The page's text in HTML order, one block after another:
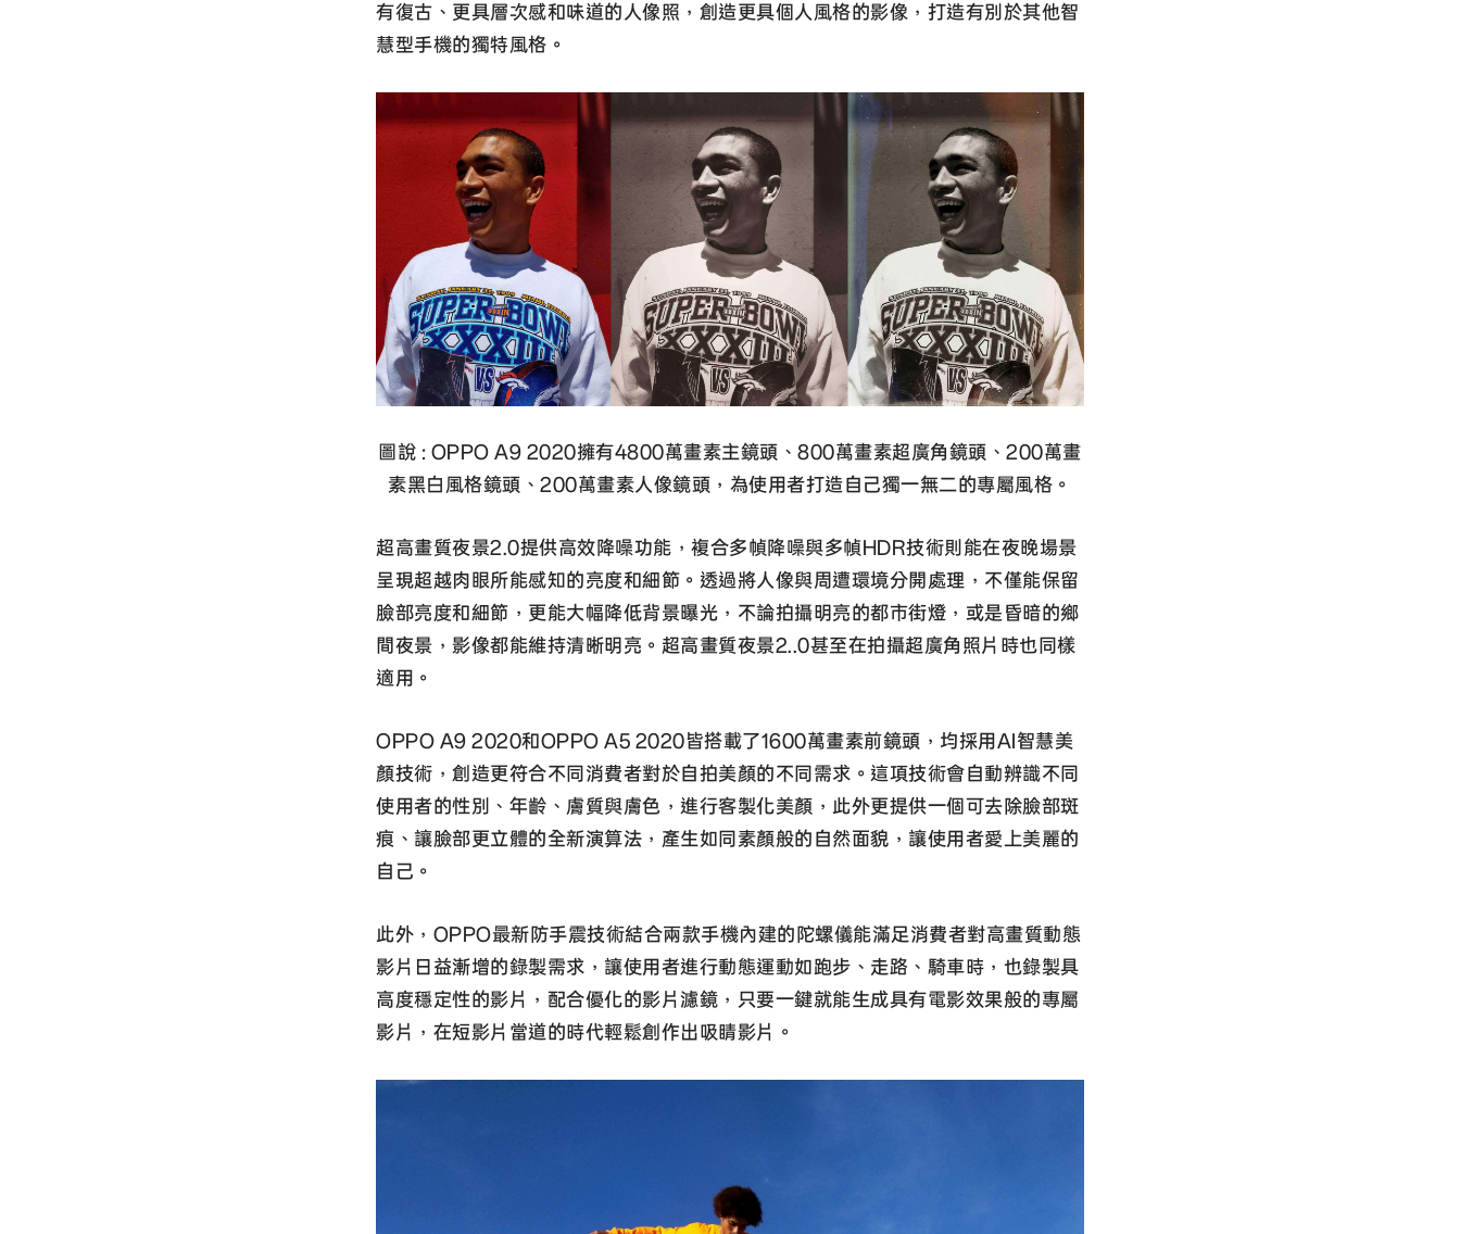
有復古、更具層次感和味道的人像照，創造更具個人風格的影像，打造有別於其他智
慧型手機的獨特風格。
圖說 : OPPO A9 2020擁有4800萬畫素主鏡頭、800萬畫素超廣角鏡頭、200萬畫
素黑白風格鏡頭、200萬畫素人像鏡頭，為使用者打造自己獨一無二的專屬風格。
超高畫質夜景2.0提供高效降噪功能，複合多幀降噪與多幀HDR技術則能在夜晚場景
呈現超越肉眼所能感知的亮度和細節。透過將人像與周遭環境分開處理，不僅能保留
臉部亮度和細節，更能大幅降低背景曝光，不論拍攝明亮的都市街燈，或是昏暗的鄉
間夜景，影像都能維持清晰明亮。超高畫質夜景2..0甚至在拍攝超廣角照片時也同樣
適用。
OPPO A9 2020和OPPO A5 2020皆搭載了1600萬畫素前鏡頭，均採用AI智慧美
顏技術，創造更符合不同消費者對於自拍美顏的不同需求。這項技術會自動辨識不同
使用者的性別、年齡、膚質與膚色，進行客製化美顏，此外更提供一個可去除臉部斑
痕、讓臉部更立體的全新演算法，產生如同素顏般的自然面貌，讓使用者愛上美麗的
自己。
此外，OPPO最新防手震技術結合兩款手機內建的陀螺儀能滿足消費者對高畫質動態
影片日益漸增的錄製需求，讓使用者進行動態運動如跑步、走路、騎車時，也錄製具
高度穩定性的影片，配合優化的影片濾鏡，只要一鍵就能生成具有電影效果般的專屬
影片，在短影片當道的時代輕鬆創作出吸睛影片。